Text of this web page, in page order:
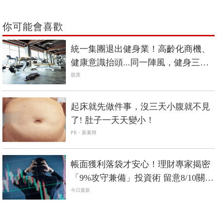
你可能會喜歡
統一集團退出健身業！高齡化商機、
健康意識抬頭...同一陣風，健身三巨
頭命運大不同？
股票
PR
起床就先做件事，沒三天小腹就不見
了! 肚子一天天變小！
PR・新素簡
帳面獲利落袋才安心！理財專家揭密
「9%攻守兼備」投資術 留意8/10關鍵
日
今日最新